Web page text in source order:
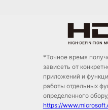
*Точное время
зависеть от
приложений и
работы отдельных
определенного
https://